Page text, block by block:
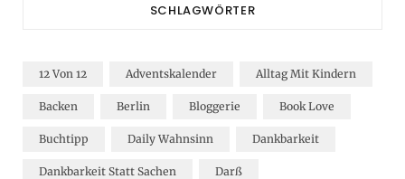
SCHLAGWÖRTER
12 Von 12 Adventskalender Alltag Mit Kindern
Backen Berlin Bloggerie Book Love
Buchtipp Daily Wahnsinn Dankbarkeit
Dankbarkeit Statt Sachen Darß